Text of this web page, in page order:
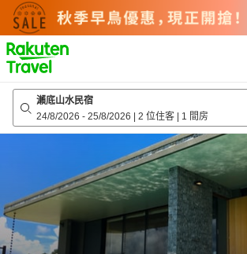
to
top
page
瀨底山水民宿
24/8/2026 - 25/8/2026 | 2 位住客 | 1 間房